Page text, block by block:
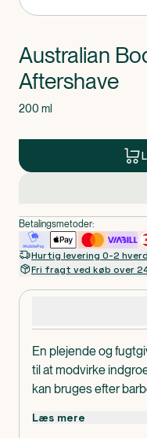
En plejende og
til at modvirke
kan bruges efter
Læs mere
Australian
Aftershave
200 ml
Betalingsmetoder:
Hurtig levering 0-2
Fri fragt ved køb over